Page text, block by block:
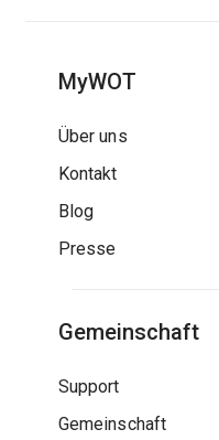
MyWOT
Über uns
Kontakt
Blog
Presse
Gemeinschaft
Support
Gemeinschaft